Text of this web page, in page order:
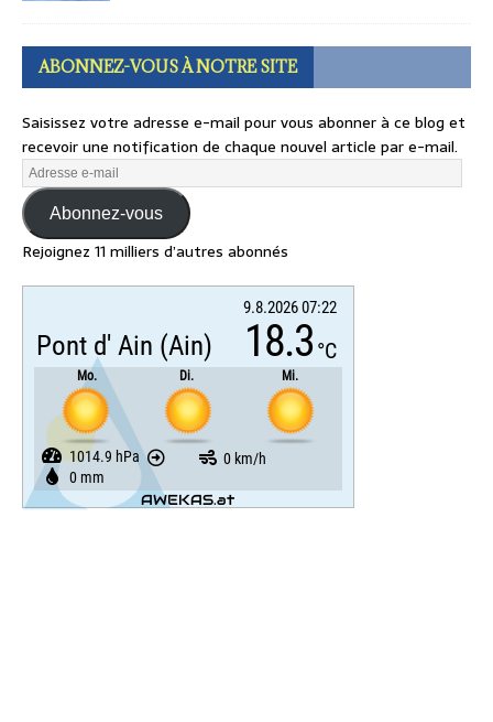
ABONNEZ-VOUS À NOTRE SITE
Saisissez votre adresse e-mail pour vous abonner à ce blog et
recevoir une notification de chaque nouvel article par e-mail.
Abonnez-vous
Rejoignez 11 milliers d’autres abonnés